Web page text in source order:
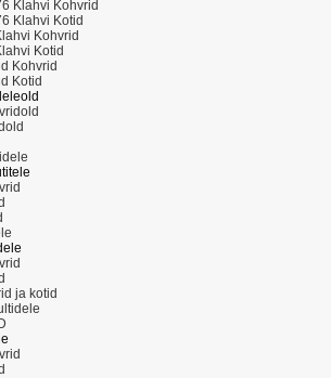
Klahvi Kohvrid
Klahvi Kotid
Kohvrid
Kotid
Kohvrid
Kotid
ja kotid